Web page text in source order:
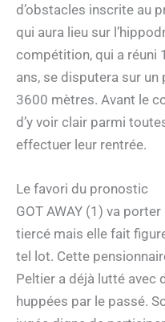
d’obstacles inscrite au
qui aura lieu sur
compétition, qui a réuni
ans, se disputera sur
3600 mètres. Avant le
d’y voir clair parmi
effectuer leur rentrée.
Le favori du pronostic
GOT AWAY (1) va
tiercé mais elle fait
tel lot. Cette
Peltier a déjà lutté avec
huppées par le passé.